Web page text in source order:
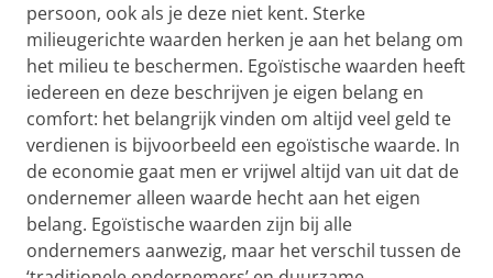
persoon, ook als je deze niet kent. Sterke
milieugerichte waarden herken je aan het belang om
het milieu te beschermen. Egoïstische waarden heeft
iedereen en deze beschrijven je eigen belang en
comfort: het belangrijk vinden om altijd veel geld te
verdienen is bijvoorbeeld een egoïstische waarde. In
de economie gaat men er vrijwel altijd van uit dat de
ondernemer alleen waarde hecht aan het eigen
belang. Egoïstische waarden zijn bij alle
ondernemers aanwezig, maar het verschil tussen de